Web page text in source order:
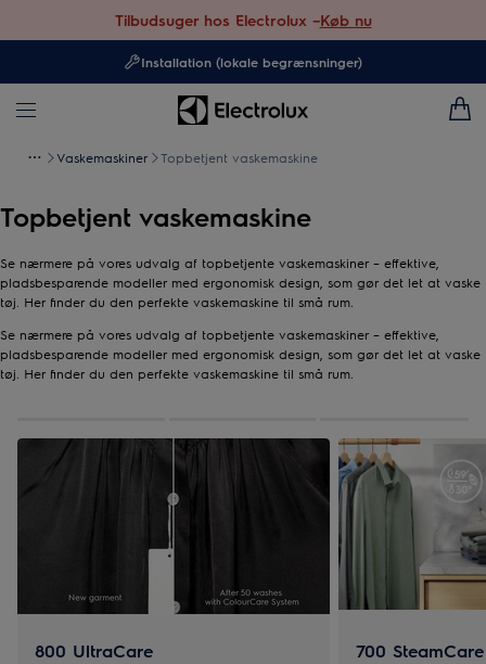
Tilbudsuger hos Electrolux –Køb nu
Installation (lokale begrænsninger)
Vaskemaskiner Topbetjent vaskemaskine
Topbetjent vaskemaskine
Se nærmere på vores udvalg af topbetjente vaskemaskiner – effektive,
pladsbesparende modeller med ergonomisk design, som gør det let at vaske
tøj. Her finder du den perfekte vaskemaskine til små rum.
Se nærmere på vores udvalg af topbetjente vaskemaskiner – effektive,
pladsbesparende modeller med ergonomisk design, som gør det let at vaske
tøj. Her finder du den perfekte vaskemaskine til små rum.
800 UltraCare 700 SteamCare